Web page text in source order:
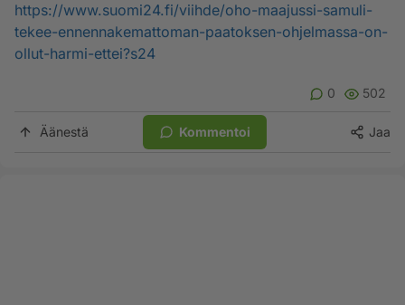
https://www.suomi24.fi/viihde/oho-maajussi-samuli-
tekee-ennennakemattoman-paatoksen-ohjelmassa-on-
ollut-harmi-ettei?s24
0 502
Äänestä Kommentoi Jaa